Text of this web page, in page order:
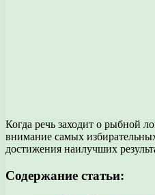
Когда речь заходит о рыбной
внимание самых
достижения наилучших
Содержание статьи: